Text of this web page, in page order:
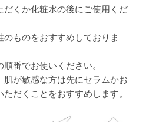
だくか化粧水の後にご使用くだ
ものをおすすめしておりま
番でお使いください。
が敏感な方は先にセラムかお
だくことをおすすめします。